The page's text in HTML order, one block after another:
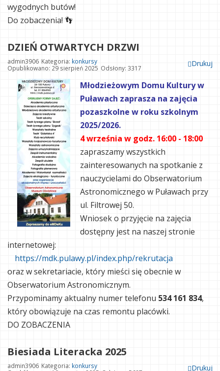
wygodnych butów!
Do zobaczenia! 👣
DZIEŃ OTWARTYCH DRZWI
Drukuj
admin3906 Kategoria: konkursy
Opublikowano: 29 sierpień 2025 Odsłony: 3317
Młodzieżowym Domu Kultury w
Puławach zaprasza na zajęcia
pozaszkolne w roku szkolnym
2025/2026.
4 września w godz. 16:00 - 18:00
zapraszamy wszystkich
zainteresowanych na spotkanie z
nauczycielami do Obserwatorium
Astronomicznego w Puławach przy
ul. Filtrowej 50.
Wniosek o przyjęcie na zajęcia
dostępny jest na naszej stronie
internetowej:
https://mdk.pulawy.pl/index.php/rekrutacja
oraz w sekretariacie, który mieści się obecnie w
Obserwatorium Astronomicznym.
Przypominamy aktualny numer telefonu 534 161 834,
który obowiązuje na czas remontu placówki.
DO ZOBACZENIA
Biesiada Literacka 2025
Drukuj
admin3906 Kategoria: konkursy